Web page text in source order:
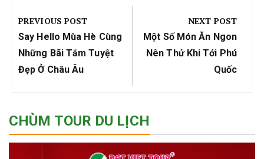
hướng
bài
viết
PREVIOUS POST
Previous
Post:
Say Hello Mùa Hè Cùng
Những Bãi Tắm Tuyệt
Đẹp Ở Châu Âu
NEXT POST
Next
Post:
Một Số Món Ăn Ngon
Nên Thử Khi Tới Phú
Quốc
CHÙM TOUR DU LỊCH